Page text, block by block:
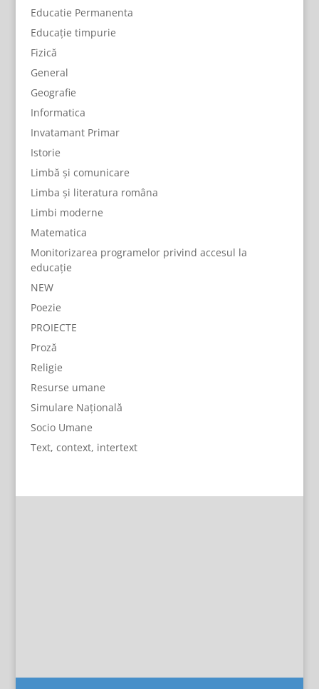
Educatie Permanenta
Educație timpurie
Fizică
General
Geografie
Informatica
Invatamant Primar
Istorie
Limbă și comunicare
Limba și literatura româna
Limbi moderne
Matematica
Monitorizarea programelor privind accesul la
educație
NEW
Poezie
PROIECTE
Proză
Religie
Resurse umane
Simulare Națională
Socio Umane
Text, context, intertext